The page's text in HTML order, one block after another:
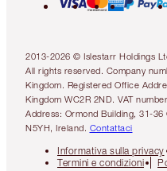
2013-2026 © Islestarr Holdings
All rights reserved. Company
Kingdom. Registered Office
Kingdom WC2R 2ND. VAT
Address: Ormond Building, 31-
N5YH, Ireland. Contattaci
Informativa sulla privacy
Termini e condizioni